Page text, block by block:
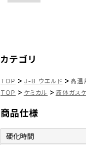
カテゴリ
TOP > J-B ウエルド > 高温
TOP > ケミカル > 液体ガス
商品仕様
硬化時間